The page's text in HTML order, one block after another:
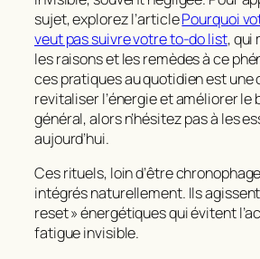
sujet, explorez l’articlePourquoi
veut pas suivre votre to-do list, qui
les raisons et les remèdes à ce
ces pratiques au quotidien est une
revitaliser l’énergie et améliorer le
général, alors n’hésitez pas à les
aujourd’hui.
Ces rituels, loin d’être
intégrés naturellement. Ils
reset » énergétiques qui évitent
fatigue invisible.